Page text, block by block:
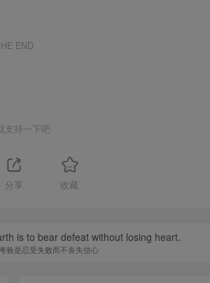
END
支持一下吧
分享 收藏
is to bear defeat without losing heart.
验是忍受失败而不丧失信心